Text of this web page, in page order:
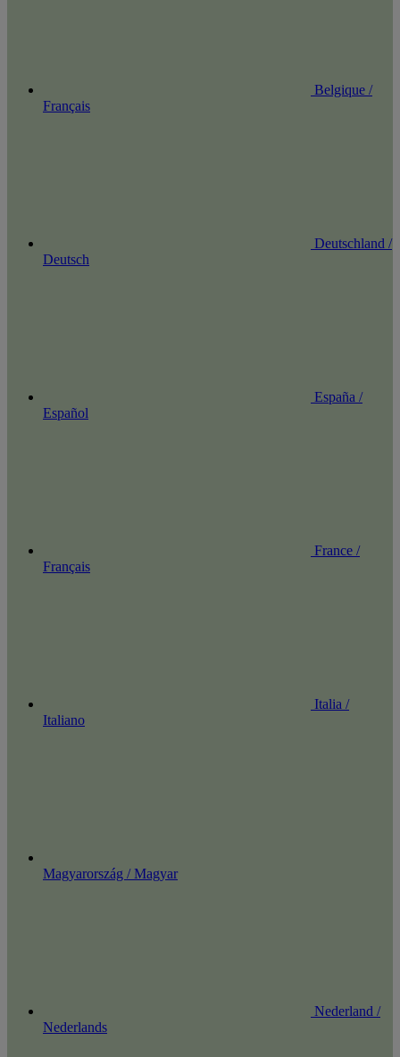
Belgique /
Français
Deutschland /
Deutsch
España /
Español
France /
Français
Italia /
Italiano
Magyarország / Magyar
Nederland /
Nederlands